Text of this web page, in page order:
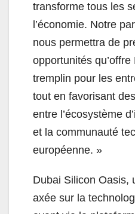
transforme tous les
l’économie. Notre
nous permettra de
opportunités
tremplin pour les
tout en favorisant
entre l’écosystème
et la communauté
européenne. »
Dubai Silicon Oasis,
axée sur la